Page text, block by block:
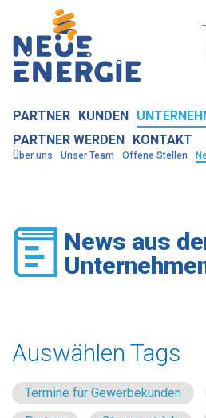
PARTNER KUNDEN
Über uns Unser Team Offene Stellen
PARTNER WERDEN KONTAKT
News aus
Auswählen Tags
Termine für Gewerbekunden